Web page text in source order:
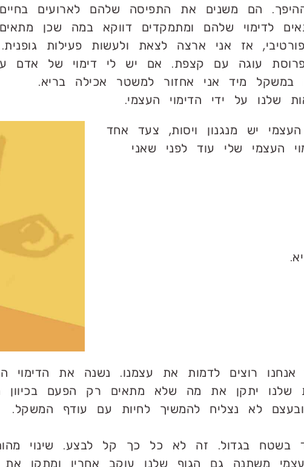
הם משנים את התפיסה שלהם לארועים
לדימוי שלהם ומתמקדים דווקא במה שכן
אז אני ארצה לצאת ולעשות פעילות
עוגה עם קצפת. אם יש לי דימוי של אדם
במשקל מיד אני אחזור למשטר אכילה בריא.
שלנו על ידי הדימוי העצמי.
יש מנגנון ויסות, צעד אחד
העצמי שלי עוד לפני שאני
רוצים לדמות את עצמנו. נשנה את הדימוי
שלנו יתקן את מה שלא מתאים רק הפעם בכיוון
לא נצליח להמשיך לחיות עם עודף המשקל.
בגדול. זה לא כל כך קל לבצע. שינוי